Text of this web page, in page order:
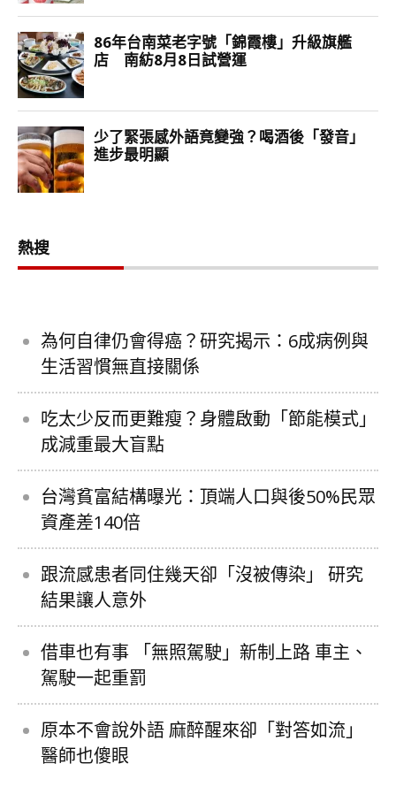
熱搜
為何自律仍會得癌？研究揭示：6成病例與
生活習慣無直接關係
吃太少反而更難瘦？身體啟動「節能模式」
成減重最大盲點
台灣貧富結構曝光：頂端人口與後50%民眾
資產差140倍
跟流感患者同住幾天卻「沒被傳染」 研究
結果讓人意外
借車也有事 「無照駕駛」新制上路 車主、
駕駛一起重罰
原本不會說外語 麻醉醒來卻「對答如流」
醫師也傻眼